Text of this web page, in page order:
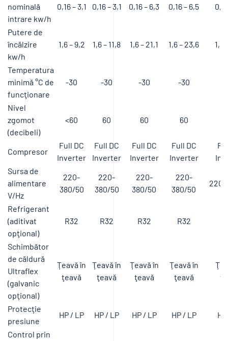
nominală
intrare kw/h
0,16 – 3,1 0,16 – 3,1 0,16 – 6,3 0,16 – 6,5
Putere de
încălzire
kw/h
1,6 – 9,2 1,6 – 11,8 1,6 – 21,1 1,6 – 23,6 1,6
Temperatura
minimă °C de
funcţionare
-30 -30 -30 -30
Nivel
zgomot
(decibeli)
<60 60 60 60
Compresor
Full DC
Inverter
Full DC
Inverter
Full DC
Inverter
Full DC
Inverter
Sursa de
alimentare
V/Hz
220-
380/50
220-
380/50
220-
380/50
220-
380/50
220-
Refrigerant
(aditivat
opţional)
R32 R32 R32 R32
Schimbător
de căldură
Ultraflex
(galvanic
opţional)
Ţeavă în
ţeavă
Ţeavă în
ţeavă
Ţeavă în
ţeavă
Ţeavă în
ţeavă
Protecţie
presiune
HP / LP HP / LP HP / LP HP / LP
Control prin